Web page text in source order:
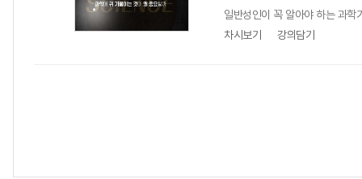
일반성인이 꼭 알아야 하는 과학
차시보기
강의담기